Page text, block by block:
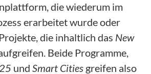
die wiederum im
erarbeitet wurde oder
die inhaltlich das New
Beide Programme,
und Smart Cities greifen also